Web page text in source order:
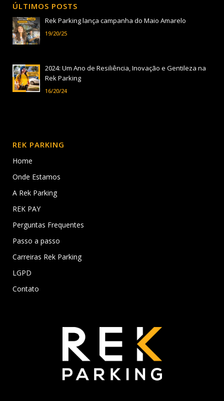
ÚLTIMOS POSTS
Rek Parking lança campanha do Maio Amarelo
19/20/25
2024: Um Ano de Resiliência, Inovação e Gentileza na
Rek Parking
16/20/24
REK PARKING
Home
Onde Estamos
A Rek Parking
REK PAY
Perguntas Frequentes
Passo a passo
Carreiras Rek Parking
LGPD
Contato